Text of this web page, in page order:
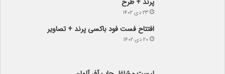
پرند + طرح
۲۳ دی ۱۴۰۲
افتتاح فست فود باکسی پرند + تصاویر
۲۰ دی ۱۴۰۲